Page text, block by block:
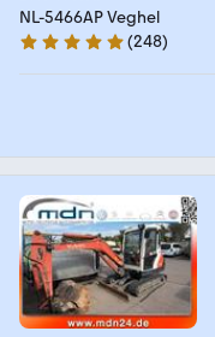
NL-5466AP Veghel
4.8 Sterne
(248)